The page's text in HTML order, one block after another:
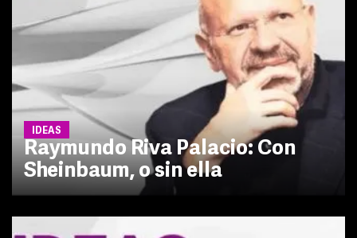
IDEAS
Raymundo Riva Palacio: Con
Sheinbaum, o sin ella